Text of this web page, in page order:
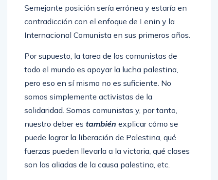
Semejante posición sería errónea y estaría en
contradicción con el enfoque de Lenin y la
Internacional Comunista en sus primeros años.
Por supuesto, la tarea de los comunistas de
todo el mundo es apoyar la lucha palestina,
pero eso en sí mismo no es suficiente. No
somos simplemente activistas de la
solidaridad. Somos comunistas y, por tanto,
nuestro deber es también explicar cómo se
puede lograr la liberación de Palestina, qué
fuerzas pueden llevarla a la victoria, qué clases
son las aliadas de la causa palestina, etc.